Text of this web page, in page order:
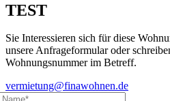
TEST
Sie Interessieren sich für diese
unsere Anfrageformular oder
Wohnungsnummer im Betreff.
vermietung@finawohnen.de